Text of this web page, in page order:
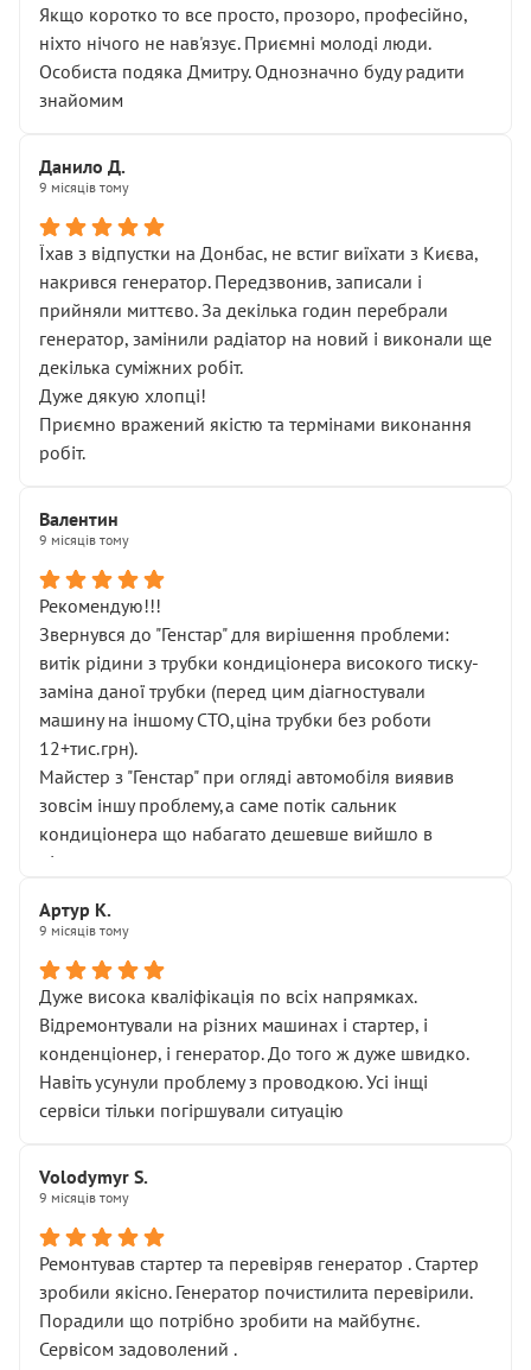
Якщо коротко то все просто, прозоро, професійно,
ніхто нічого не нав'язує. Приємні молоді люди.
Особиста подяка Дмитру. Однозначно буду радити
знайомим
Данило Д.
9 місяців тому
Їхав з відпустки на Донбас, не встиг виїхати з Києва,
накрився генератор. Передзвонив, записали і
прийняли миттєво. За декілька годин перебрали
генератор, замінили радіатор на новий і виконали ще
декілька суміжних робіт.
Дуже дякую хлопці!
Приємно вражений якістю та термінами виконання
робіт.
Валентин
9 місяців тому
Рекомендую!!!
Звернувся до "Генстар" для вирішення проблеми:
витік рідини з трубки кондиціонера високого тиску-
заміна даної трубки (перед цим діагностували
машину на іншому СТО,ціна трубки без роботи
12+тис.грн).
Майстер з "Генстар" при огляді автомобіля виявив
зовсім іншу проблему,а саме потік сальник
кондиціонера що набагато дешевше вийшло в
підсумку.
Артур К.
9 місяців тому
Дуже висока кваліфікація по всіх напрямках.
Відремонтували на різних машинах і стартер, і
конденціонер, і генератор. До того ж дуже швидко.
Навіть усунули проблему з проводкою. Усі інщі
сервіси тільки погіршували ситуацію
Volodymyr S.
9 місяців тому
Ремонтував стартер та перевіряв генератор . Стартер
зробили якісно. Генератор почистилита перевірили.
Порадили що потрібно зробити на майбутнє.
Сервісом задоволений .